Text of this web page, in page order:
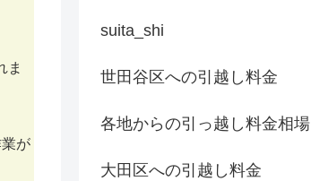
ま
が
suita_shi
世田谷区への引越し料金
各地からの引っ越し料金相場
大田区への引越し料金